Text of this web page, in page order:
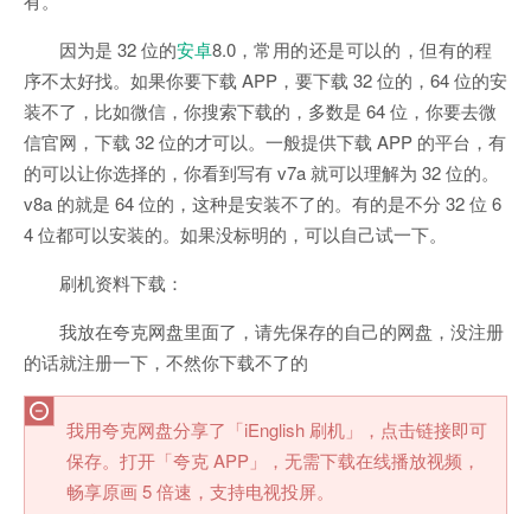
因为是 32 位的安卓8.0， 常用的还是可以的，但有的程
序不太好找。如果你要下载 APP，要下载 32 位的，64 位的安
装不了，比如微信，你搜索下载的，多数是 64 位，你要去微
信官网，下载 32 位的才可以。一般提供下载 APP 的平台，有
的可以让你选择的，你看到写有 v7a 就可以理解为 32 位的。
v8a 的就是 64 位的，这种是安装不了的。有的是不分 32 位 6
4 位都可以安装的。如果没标明的，可以自己试一下。
刷机资料下载：
我放在夸克网盘里面了，请先保存的自己的网盘，没注册
的话就注册一下，不然你下载不了的
我用夸克网盘分享了「iEnglish 刷机」，点击链接即可
保存。打开「夸克 APP」，无需下载在线播放视频，
畅享原画 5 倍速，支持电视投屏。